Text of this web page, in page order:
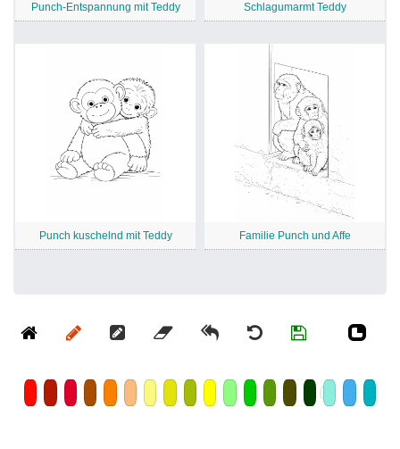
Punch-Entspannung mit Teddy Schlagumarmt Teddy
Punch kuschelnd mit Teddy Familie Punch und Affe